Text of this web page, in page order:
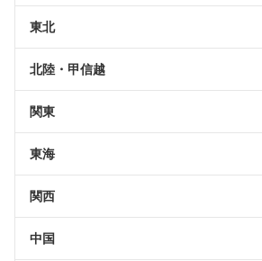
東北
北陸・甲信越
関東
東海
関西
中国